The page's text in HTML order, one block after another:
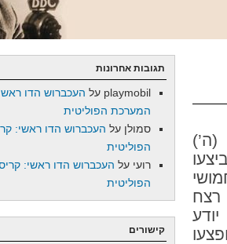
בשנים 2018-2019. חמושי
רצח
ופצעו
תגובות אחרונות
playmobil על העכברוש הדו
המערכת הפוליטית
סמולן על העכברוש הדו ראשי:
הפוליטית
רועי על העכברוש הדו ראשי:
הפוליטית
קישורים